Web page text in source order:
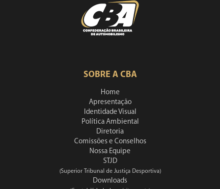
SOBRE A CBA
Home
Apresentação
Identidade Visual
Política Ambiental
Diretoria
Comissões e Conselhos
Nossa Equipe
STJD
(Superior Tribunal de Justiça Desportiva)
Downloads